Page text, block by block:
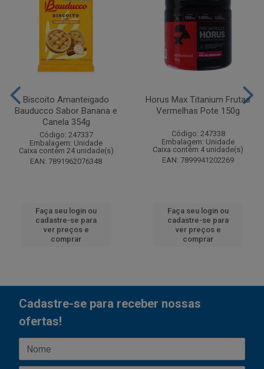
Biscoito Amanteigado
Bauducco Sabor Banana e
Canela 354g
Código: 247337
Embalagem: Unidade
Caixa contém 24 unidade(s)
EAN: 7891962076348
Faça seu login ou
cadastre-se para
ver preços e
comprar
Horus Max Titanium Frutas
Vermelhas Pote 150g
Código: 247338
Embalagem: Unidade
Caixa contém 4 unidade(s)
EAN: 7899941202269
Faça seu login ou
cadastre-se para
ver preços e
comprar
Cadastre-se para receber nossas
ofertas!